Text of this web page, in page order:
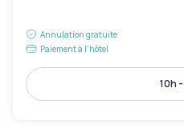
Annulation gratuite
Paiement à l'hôtel
10h -